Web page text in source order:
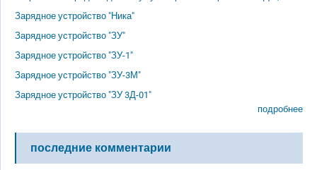
Зарядное устройство "Ника"
Зарядное устройство "ЗУ"
Зарядное устройство "ЗУ-1"
Зарядное устройство "ЗУ-3М"
Зарядное устройство "ЗУ 3Д-01"
подробнее
последние комментарии